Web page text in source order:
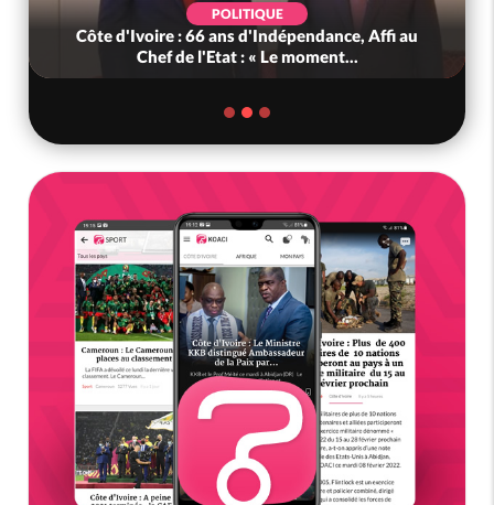
POLITIQUE
Côte d'Ivoire : 66 ans d'Indépendance, Affi au
Chef de l'Etat : « Le moment...